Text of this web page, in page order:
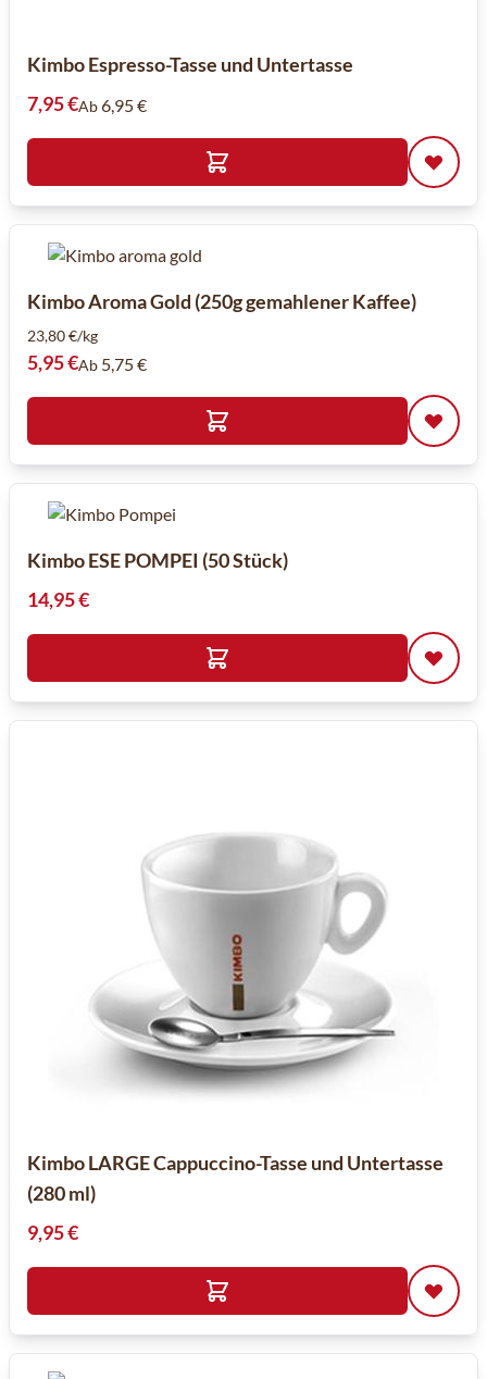
Kimbo Espresso-Tasse und Untertasse
7,95 €Ab6,95 €
Kimbo Aroma Gold (250g gemahlener Kaffee)
23,80 €/kg
5,95 €Ab 5,75 €
Kimbo ESE POMPEI (50 Stück)
14,95 €
Kimbo LARGE Cappuccino-Tasse und Untertasse
(280 ml)
9,95 €